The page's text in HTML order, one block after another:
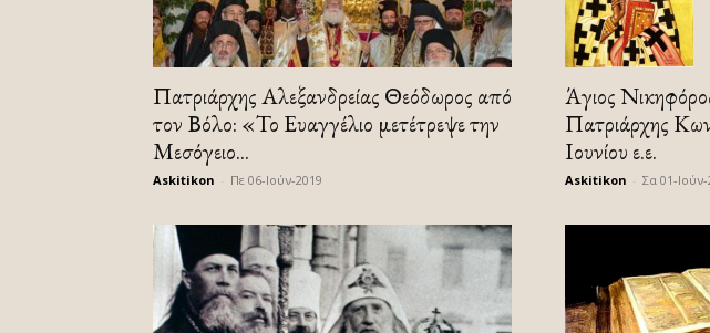
Πατριάρχης Αλεξανδρείας Θεόδωρος από
τον Βόλο: «Το Ευαγγέλιο μετέτρεψε την
Μεσόγειο...
Askitikon Πε 06-Ιούν-2019
Άγιος
Πατριάρχης
Ιουνίου ε.ε.
Askitikon Σα 01-Ιούν-